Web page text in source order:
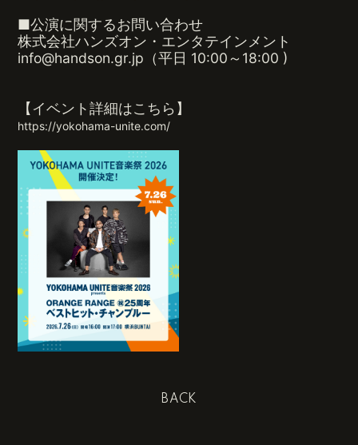
■公演に関するお問い合わせ
株式会社ハンズオン・エンタテインメント
info@handson.gr.jp（平日 10:00～18:00 )
【イベント詳細はこちら】
https://yokohama-unite.com/
BACK